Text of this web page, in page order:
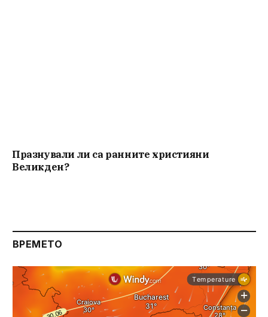
Празнували ли са ранните християни
Великден?
ВРЕМЕТО